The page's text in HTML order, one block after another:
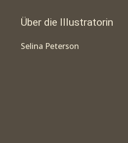
Über die Illustratorin
Selina Peterson